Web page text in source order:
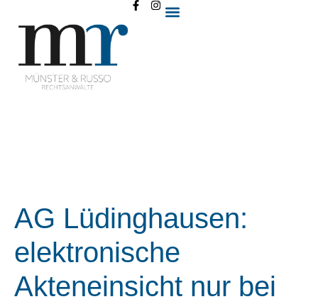
AG Lüdinghausen:
elektronische
Akteneinsicht nur bei